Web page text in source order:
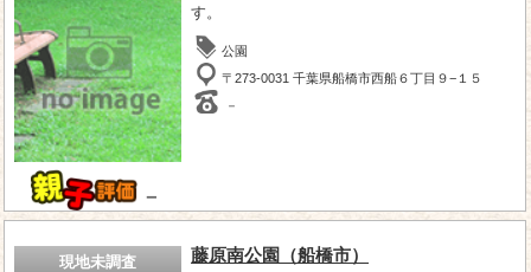
－
す。
公園
〒273-0031 千葉県船橋市西船６丁目９−１５
－
現地未調査 藤原南公園（船橋市）